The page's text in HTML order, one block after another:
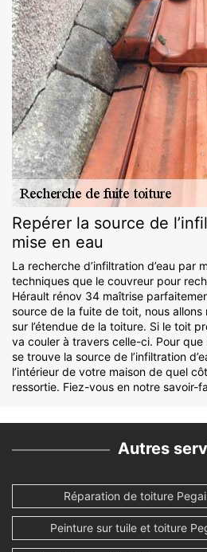
Repérer la source de
mise en eau
La recherche d’infiltration d’eau par
techniques que le couvreur pour
Hérault rénov 34 maîtrise
source de la fuite de toit, nous allons
sur l’étendue de la toiture. Si le toit
va couler à travers celle-ci. Pour que
se trouve la source de l’infiltration
l’intérieur de votre maison de quel
ressortie. Fiez-vous en notre savoir-
Autres
Réparation de toiture
Peinture sur tuile et toiture